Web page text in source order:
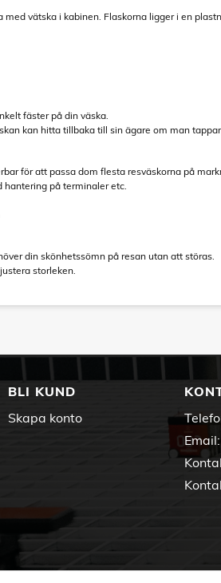
med vätska i kabinen. Flaskorna ligger i en
fäster på din väska.
kan hitta tillbaka till sin ägare om man
för att passa dom flesta resväskorna på
hantering på terminaler etc.
din skönhetssömn på resan utan att störas.
storleken.
BLI KUND
Skapa konto
Email: